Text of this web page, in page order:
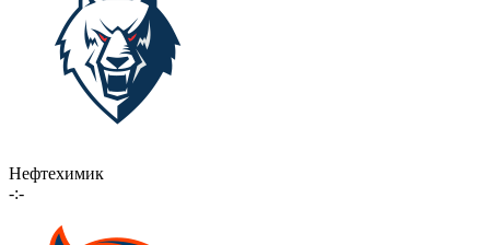
Нефтехимик
-:-